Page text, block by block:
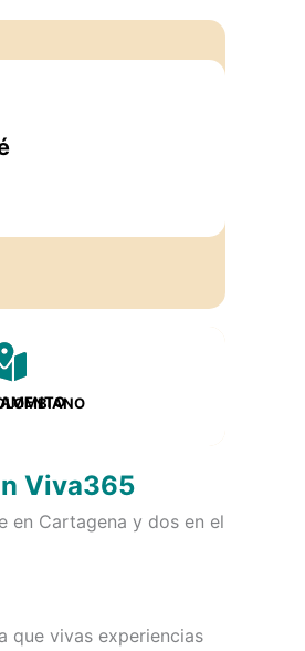
Viva365
en Cartagena y dos en el
que vivas experiencias